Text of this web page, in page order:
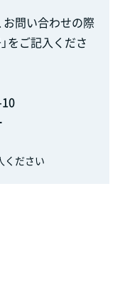
お問い合わせの際
」をご記入くださ
ださい